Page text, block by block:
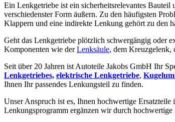
Ein Lenkgetriebe ist ein sicherheitsrelevantes
verschiedenster Form äußern. Zu den häufigsten
Klappern und eine indirekte Lenkung gehört zu den
Geht das Lenkgetriebe plötzlich schwergängig oder
Komponenten wie derLenksäule, dem Kreuzgelenk,
Seit über 20 Jahren ist Autoteile Jakobs GmbH Ihr
Lenkgetriebes, elektrische Lenkgetriebe,
Ihnen Ihr passendes Lenkungsteil zu finden.
Unser Anspruch ist es, Ihnen hochwertige
Lenkungsprogramm ergänzen wir durch hochwertige